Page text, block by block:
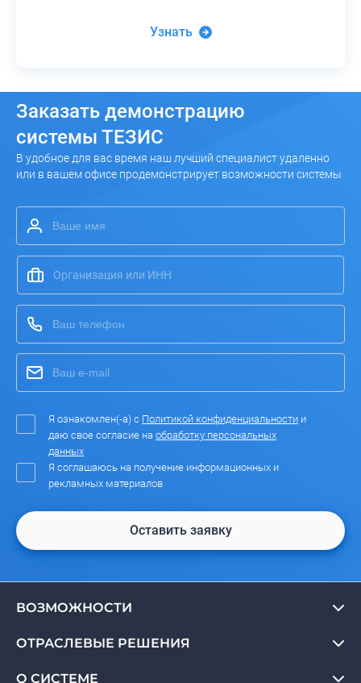
Узнать
Заказать демонстрацию
системы ТЕЗИС
В удобное для вас время наш лучший специалист удаленно
или в вашем офисе продемонстрирует возможности системы
Я ознакомлен(-а) с Политикой конфиденциальности и
даю свое согласие на обработку персональных
данных
Я соглашаюсь на получение информационных и
рекламных материалов
Оставить заявку
ВОЗМОЖНОСТИ
ОТРАСЛЕВЫЕ РЕШЕНИЯ
О СИСТЕМЕ